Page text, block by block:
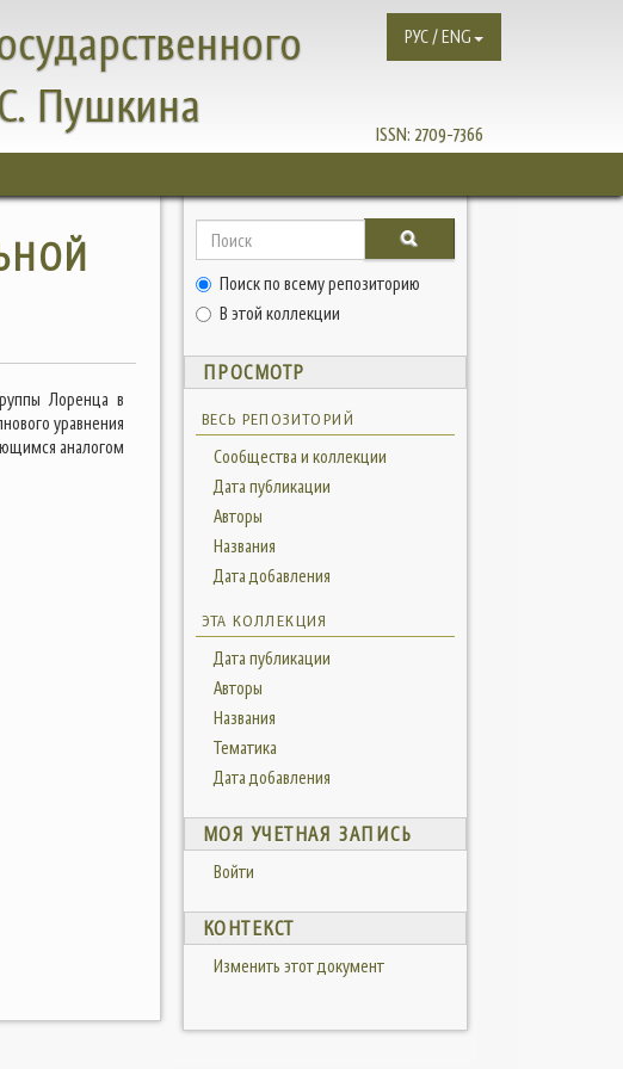
Пушкина
ISSN: 2709-7366
РУС / ENG
Лоренца в
уравнения
аналогом
Поиск по всему репозиторию
В этой коллекции
ПРОСМОТР
ВЕСЬ РЕПОЗИТОРИЙ
Сообщества и коллекции
Дата публикации
Авторы
Названия
Дата добавления
ЭТА КОЛЛЕКЦИЯ
Дата публикации
Авторы
Названия
Тематика
Дата добавления
МОЯ УЧЕТНАЯ ЗАПИСЬ
Войти
КОНТЕКСТ
Изменить этот документ